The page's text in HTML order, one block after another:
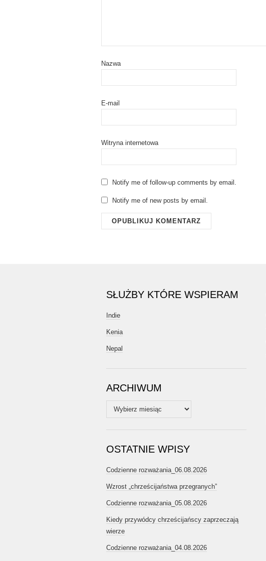
Nazwa
E-mail
Witryna internetowa
Notify me of follow-up comments by email.
Notify me of new posts by email.
SŁUŻBY KTÓRE WSPIERAM
Indie
Kenia
Nepal
ARCHIWUM
Archiwum
OSTATNIE WPISY
Codzienne rozważania_06.08.2026
Wzrost „chrześcijaństwa przegranych”
Codzienne rozważania_05.08.2026
Kiedy przywódcy chrześcijańscy zaprzeczają
wierze
Codzienne rozważania_04.08.2026